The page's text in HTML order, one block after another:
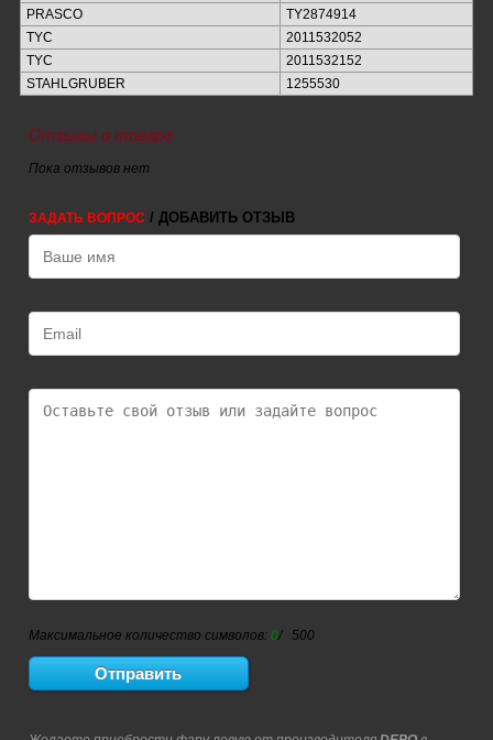
PRASCO
TY2874914
TYC
2011532052
TYC
2011532152
STAHLGRUBER
1255530
Отзывы о товаре
Пока отзывов нет
ЗАДАТЬ ВОПРОС / ДОБАВИТЬ ОТЗЫВ
Максимальное количество символов: 0/ 500